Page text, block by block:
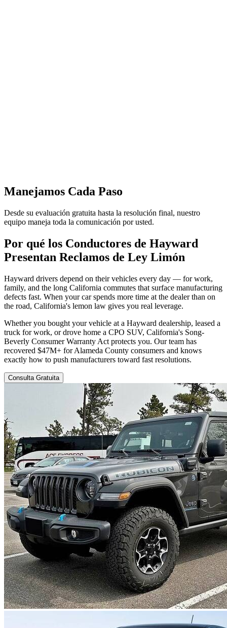
Manejamos Cada Paso
Desde su evaluación gratuita hasta la resolución final, nuestro
equipo maneja toda la comunicación por usted.
Por qué los Conductores de Hayward
Presentan Reclamos de Ley Limón
Hayward drivers depend on their vehicles every day — for work,
family, and the long California commutes that surface manufacturing
defects fast. When your car spends more time at the dealer than on
the road, California's lemon law gives you real leverage.
Whether you bought your vehicle at a Hayward dealership, leased a
truck for work, or drove home a CPO SUV, California's Song-
Beverly Consumer Warranty Act protects you. Our team has
recovered $47M+ for Alameda County consumers and knows
exactly how to push manufacturers toward fast resolutions.
Consulta Gratuita